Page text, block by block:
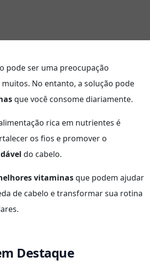
pode ser uma preocupação
No entanto, a solução pode
que você consome diariamente.
rica em nutrientes é
os fios e promover o
do cabelo.
vitaminasque podem ajudar
de cabelo e transformar sua rotina
Destaque